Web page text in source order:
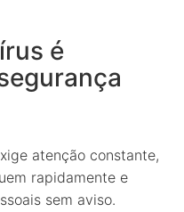
é
atenção constante,
rapidamente e
sem aviso.